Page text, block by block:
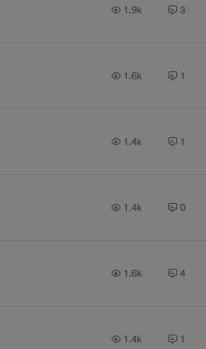
ดกับคนที่ไม่สนิด เเต่อย่าให้ใคร
เรื่องราวจะเป็ฯอย่างไงฝากติดตามด้วย
1.9k 3
1.6k 1
1.4k 1
1.4k 0
1.6k 4
1.4k 1